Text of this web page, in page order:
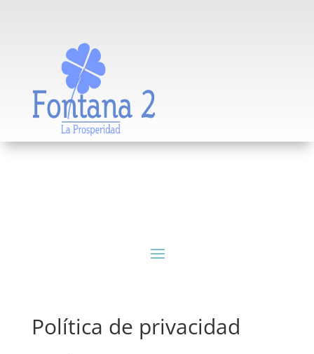
Política de privacidad